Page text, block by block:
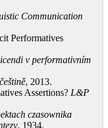
Communication
Performatives
v performativním
, 2013.
Assertions? L&P
czasownika
, 1934.